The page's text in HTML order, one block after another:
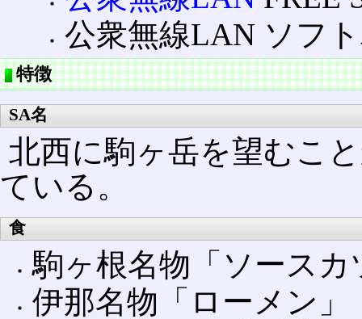
公衆無線LAN ソフ
特徴
SA名
北西に駒ヶ岳を望むこ
ている。
食
駒ヶ根名物「ソースカ
伊那名物「ローメン」